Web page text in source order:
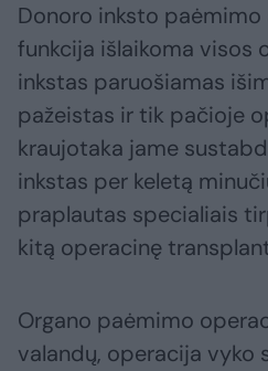
Donoro inksto
funkcija išlaikoma visos
inkstas paruošiamas
pažeistas ir tik pačioje
kraujotaka jame
inkstas per keletą
praplautas specialiais
kitą operacinę
Organo paėmimo
valandų, operacija vyko